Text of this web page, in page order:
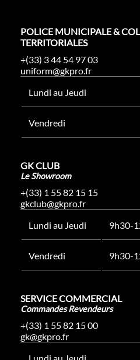
POLICE MUNICIPALE &
TERRITORIALES
+(33) 3 44 54 97 03
uniform@gkpro.fr
Lundi au Jeudi
Vendredi
GK CLUB
Le Showroom
+(33) 1 55 82 15 15
gkclub@gkpro.fr
Lundi au Jeudi
9h30-
Vendredi 9h30-
SERVICE COMMERCIAL
Commandes Revendeurs
+(33) 1 55 82 15 00
gk@gkpro.fr